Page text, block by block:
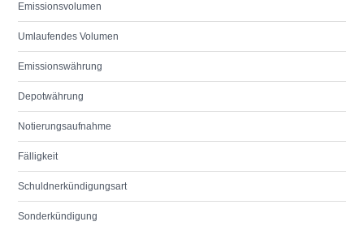
Emissionsvolumen
Umlaufendes Volumen
Emissionswährung
Depotwährung
Notierungsaufnahme
Fälligkeit
Schuldnerkündigungsart
Sonderkündigung